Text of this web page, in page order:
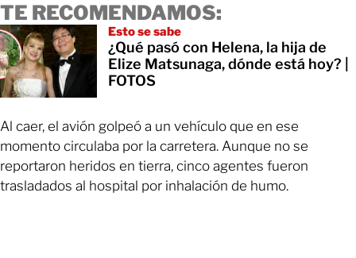
TE RECOMENDAMOS:
Esto se sabe
¿Qué pasó con Helena, la hija de
Elize Matsunaga, dónde está hoy? |
FOTOS
Al caer, el avión golpeó a un vehículo que en ese
momento circulaba por la carretera. Aunque no se
reportaron heridos en tierra, cinco agentes fueron
trasladados al hospital por inhalación de humo.